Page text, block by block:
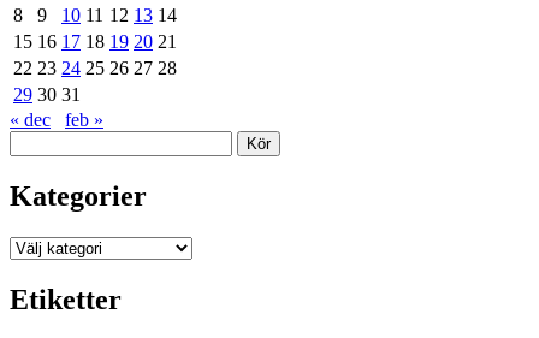
8
9 10 11 12 13 14
15 16 17 18 19 20 21
22 23 24 25 26 27 28
29 30 31
« dec
feb »
Kategorier
Kategorier
Etiketter